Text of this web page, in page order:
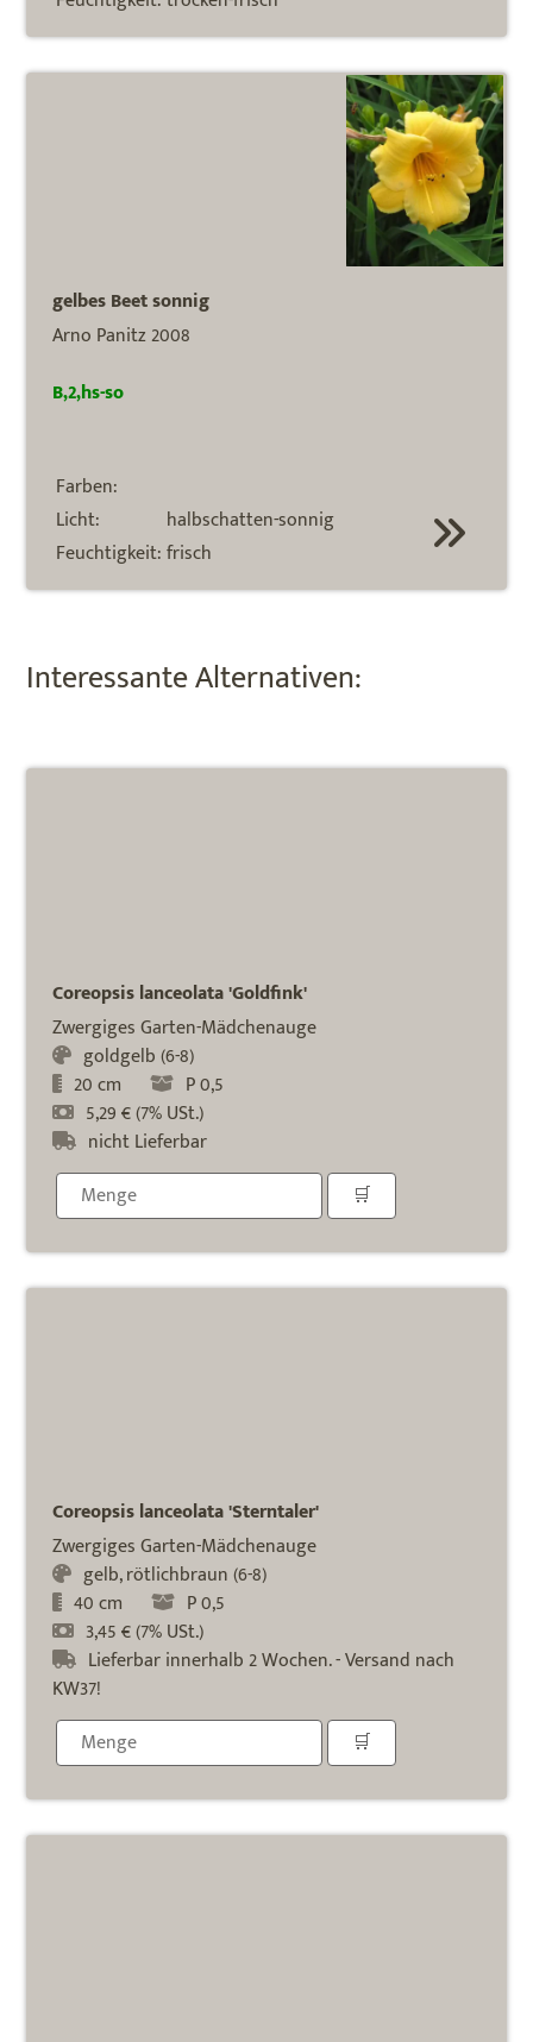
gelbes Beet sonnig
Arno Panitz 2008
B,2,hs-so
Farben:
Licht:
halbschatten-sonnig
Feuchtigkeit:frisch
Interessante Alternativen:
Coreopsis lanceolata 'Goldfink'
Zwergiges Garten-Mädchenauge
goldgelb (6-8)
20 cm
P 0,5
5,29 € (7% USt.)
nicht Lieferbar
Coreopsis lanceolata 'Sterntaler'
Zwergiges Garten-Mädchenauge
gelb, rötlichbraun (6-8)
40 cm
P 0,5
3,45 € (7% USt.)
Lieferbar innerhalb 2 Wochen. - Versand nach
KW37!